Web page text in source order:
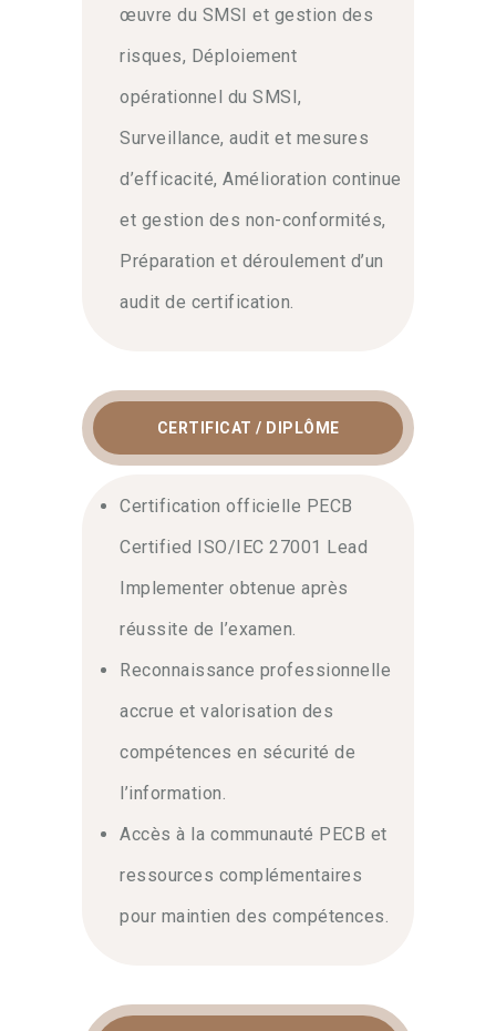
œuvre du SMSI et gestion des
risques, Déploiement
opérationnel du SMSI,
Surveillance, audit et mesures
d’efficacité, Amélioration continue
et gestion des non-conformités,
Préparation et déroulement d’un
audit de certification.
CERTIFICAT / DIPLÔME
Certification officielle PECB
Certified ISO/IEC 27001 Lead
Implementer obtenue après
réussite de l’examen.
Reconnaissance professionnelle
accrue et valorisation des
compétences en sécurité de
l’information.
Accès à la communauté PECB et
ressources complémentaires
pour maintien des compétences.